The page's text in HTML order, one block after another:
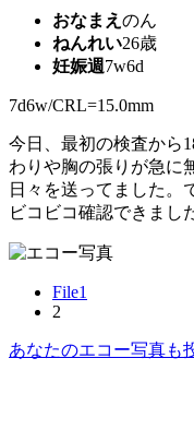
おなまえ のん
ねんれい26歳
妊娠週7w6d
7d6w/CRL=15.0mm
今日、最初の検査から
わりや胸の張りが急に
日々を送ってました。
ビコビコ確認できまし
File1
2
あなたのエコー写真も